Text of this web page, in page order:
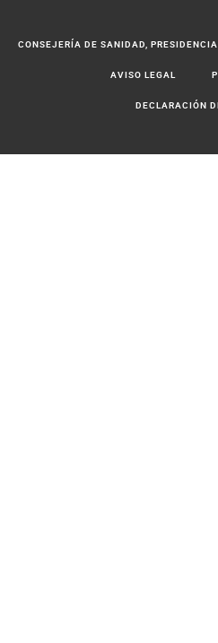
CONSEJERÍA DE SANIDAD,
AVISO LEGAL
DECLARACIÓN